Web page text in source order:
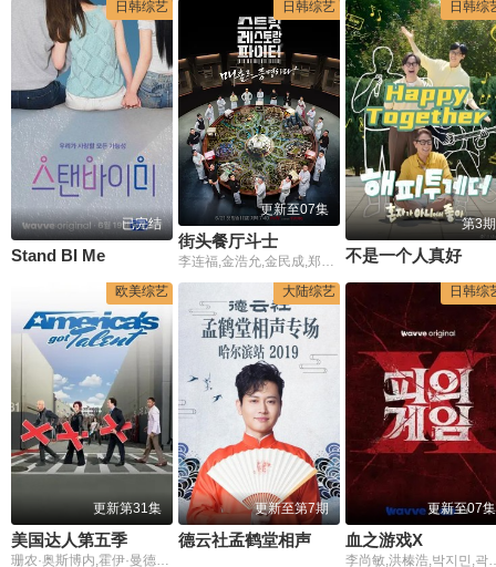
日韩综艺
已完结
Stand BI Me
日韩综艺
更新至07集
街头餐厅斗士
李连福,金浩允,金民成,郑镐泳,宋勋,洪锡天
日韩综
第3期
不是一个人真好
欧美综艺
更新第31集
美国达人第五季
珊农·奥斯博内,霍伊·曼德尔,皮尔斯·摩根
大陆综艺
更新至第7期
日韩综
更新至07集
血之游戏X
李尚敏,洪榛浩,